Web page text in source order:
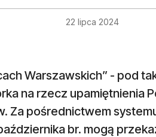
22 lipca 2024
Warszawskich” - pod
na rzecz upamiętnienia
Za pośrednictwem
br. mogą